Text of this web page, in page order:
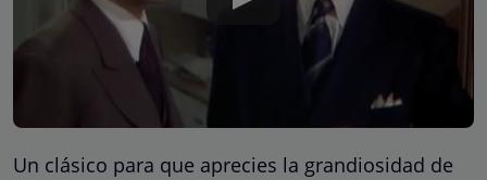
Un clásico para que aprecies la grandiosidad de